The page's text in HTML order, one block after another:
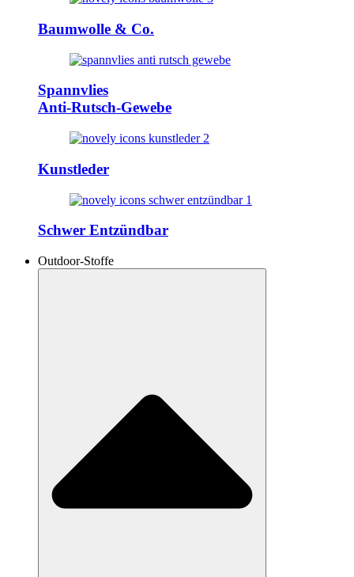
Baumwolle & Co.
Spannvlies
Anti-Rutsch-Gewebe
Kunstleder
Schwer Entzündbar
Outdoor-Stoffe